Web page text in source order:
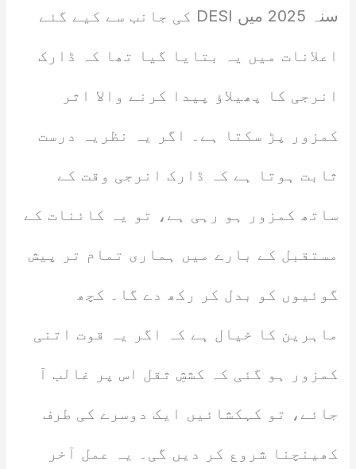
سنہ 2025 میں DESI کی جانب سے کیے گئے
اعلانات میں یہ بتایا گیا تھا کہ ڈارک
انرجی کا پھیلاؤ پیدا کرنے والا اثر
کمزور پڑ سکتا ہے۔ اگر یہ نظریہ درست
ثابت ہوتا ہے کہ ڈارک انرجی وقت کے
ساتھ کمزور ہو رہی ہے، تو یہ کائنات کے
مستقبل کے بارے میں ہماری تمام تر پیش
گوئیوں کو بدل کر رکھ دے گا۔ کچھ
ماہرین کا خیال ہے کہ اگر یہ قوت اتنی
کمزور ہو گئی کہ کششِ ثقل اس پر غالب آ
جائے، تو کہکشائیں ایک دوسرے کی طرف
کھینچنا شروع کر دیں گی۔ یہ عمل آخر